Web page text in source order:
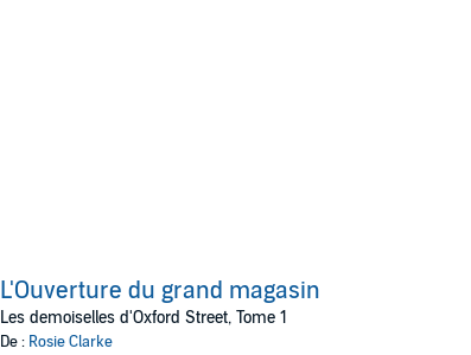
L'Ouverture du grand magasin
Les demoiselles d'Oxford Street, Tome 1
De : Rosie Clarke